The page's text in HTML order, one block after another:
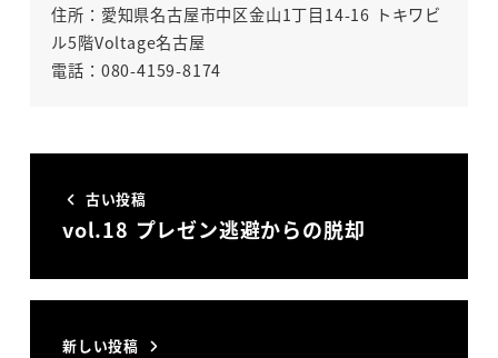
住所：愛知県名古屋市中区金山1丁目14-16 トキワビ
ル5階Voltage名古屋
電話：080-4159-8174
古い投稿
vol.18 プレゼン逃避からの脱却
新しい投稿